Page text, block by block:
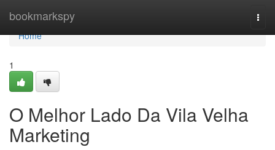
bookmarkspy
Home
Home
1
O Melhor Lado Da Vila Velha
Marketing